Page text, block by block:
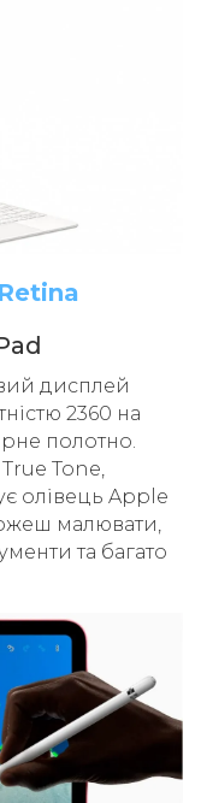
дисплей
2360 на
полотно.
Tone,
олівець Apple
малювати,
та багато